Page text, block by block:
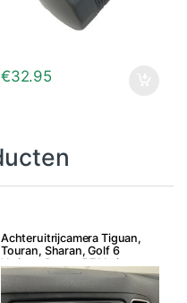
€32.95
Achteruitrijcamera Tiguan,
Touran, Sharan, Golf 6
Variant, Passat B7 Variant